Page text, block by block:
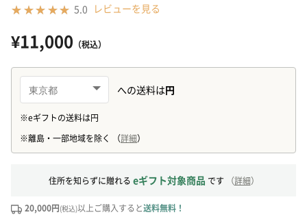
5.0 レビューを見る
¥11,000 （税込）
住所を知らずに贈れる eギフト対象商品 です （詳細）
20,000円(税込)以上ご購入すると送料無料！